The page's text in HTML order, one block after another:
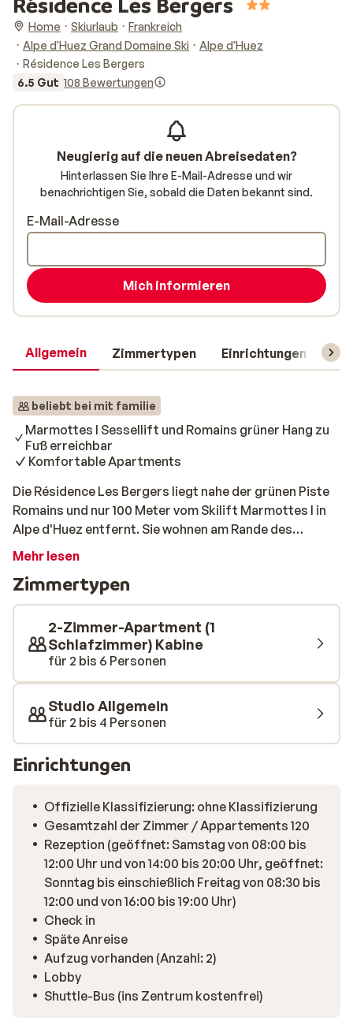
Home Skiurlaub
Frankreich
Alpe d'Huez Grand Domaine Ski
Alpe d'Huez
Résidence Les Bergers
6.5 Gut 108 Bewertungen
Allgemein Zimmertypen Einrichtungen
beliebt bei mit familie
Marmottes I Sessellift und Romains grüner Hang zu
Fuß erreichbar
Komfortable Apartments
Die Résidence Les Bergers liegt nahe der grünen Piste
Romains und nur 100 Meter vom Skilift Marmottes I in
Alpe d'Huez entfernt. Sie wohnen am Rande des
charmanten Zentrums von Alpe d'Huez mit seinen
einfach aber gemütlich eingerichtet und verfügen über
alle Voraussetzungen für einen schönen Skiurlaub.
Ohne den Besuch des Wellnesscenters ist ein
Wintersporturlaub nicht vollständig. Glücklicherweise
gibt es das Le Spa in Alpe d'Huez, das Sie gegen
Aufpreis besuchen können. Ein erholsamer Ort, der
ganz der Entspannung und dem Wohlbefinden
gewidmet ist. Sie können eine Sauna, ein Hamam, einen
Whirlpool und verschiedene Schönheitsanwendungen
genießen, außerdem Hot Stone Massage, schwedische
Massage oder die orientalische Massage mit Arganöl.
Bar Douce einkehren. Inmitten einer stilvollen
Einrichtung können Sie hier ein leckeres Mittag- oder
Abendessen genießen. Dies ist auch der richtige Ort
für Après-Ski. Abends können Sie sich im gemütlichen
Zentrum von Alpe d'Huez vergnügen, das Sie zu Fuß
erreichen. Hier finden Sie mehrere Geschäfte,
Restaurants und Bars, in denen Sie Ihre Abende
verbringen können, z.B. die Lounge 21 und La Petite
Taverne.
Mehr lesen
Zimmertypen
2-Zimmer-Apartment (1
Schlafzimmer) Kabine
für 2 bis 6 Personen
Studio Allgemein
für 2 bis 4 Personen
Einrichtungen
Offizielle Klassifizierung: ohne Klassifizierung
Gesamtzahl der Zimmer / Appartements 120
Rezeption (geöffnet: Samstag von 08:00 bis
12:00 Uhr und von 14:00 bis 20:00 Uhr, geöffnet:
Sonntag bis einschießlich Freitag von 08:30 bis
12:00 und von 16:00 bis 19:00 Uhr)
Check in
Späte Anreise
Aufzug vorhanden (Anzahl: 2)
Lobby
Shuttle-Bus (ins Zentrum kostenfrei)
Neugierig auf die neuen Abreisedaten?
Hinterlassen Sie Ihre E-Mail-Adresse und wir
benachrichtigen Sie, sobald die Daten bekannt sind.
E-Mail-Adresse
Mich informieren